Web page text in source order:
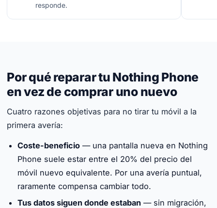
responde.
Por qué reparar tu Nothing Phone
en vez de comprar uno nuevo
Cuatro razones objetivas para no tirar tu móvil a la
primera avería:
Coste-beneficio — una pantalla nueva en Nothing
Phone suele estar entre el 20% del precio del
móvil nuevo equivalente. Por una avería puntual,
raramente compensa cambiar todo.
Tus datos siguen donde estaban — sin migración,